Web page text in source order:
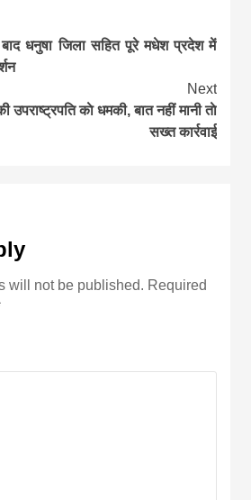
धनुषा जिला सहित पूरे मधेश प्रदेश में
Next
काे धमकी, बात नहीं मानी ताे
सख्त कार्रवाई
will not be published. Required